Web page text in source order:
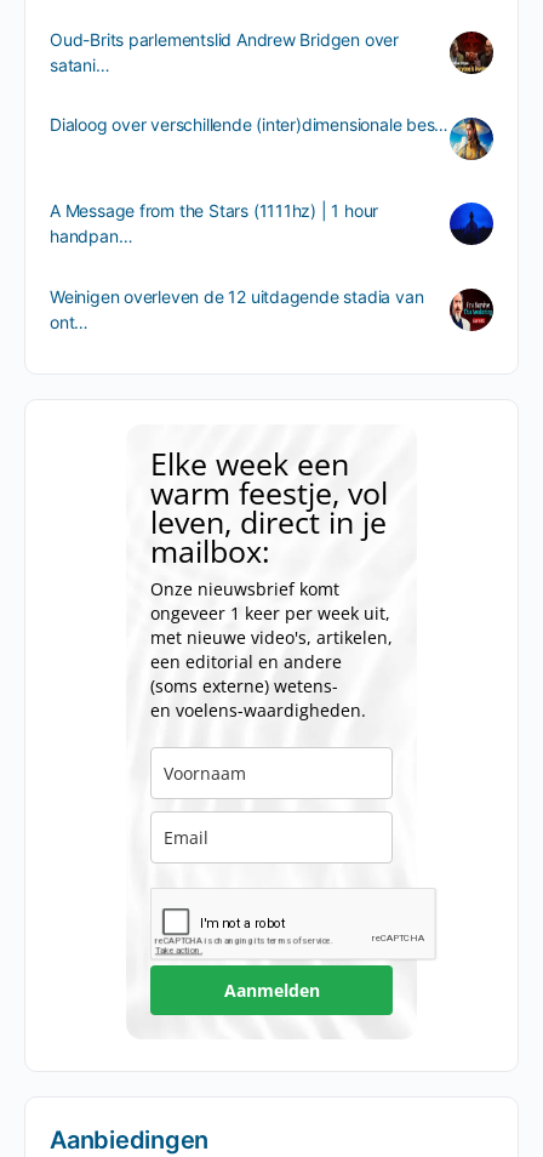
Oud-Brits parlementslid Andrew Bridgen over
satani…
Dialoog over verschillende (inter)dimensionale bes…
A Message from the Stars (1111hz) | 1 hour
handpan…
Weinigen overleven de 12 uitdagende stadia van
ont…
Elke week een
warm feestje, vol
leven, direct in je
mailbox:
Onze nieuwsbrief komt
ongeveer 1 keer per week uit,
met nieuwe video's, artikelen,
een editorial en andere
(soms externe) wetens-
en voelens-waardigheden.
Aanmelden
Aanbiedingen